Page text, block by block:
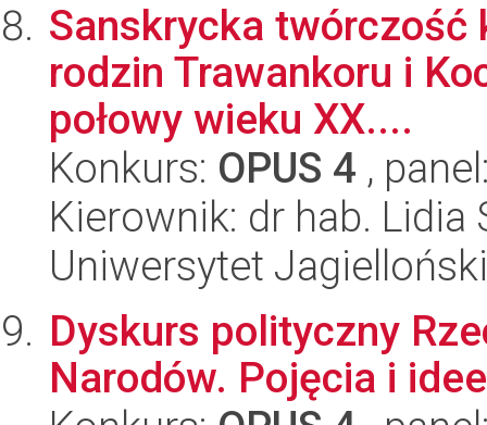
Sanskrycka
rodzin Trawankoru i
połowy wieku XX....
Konkurs: OPUS 4 ,
Kierownik: dr hab. Lidia
Uniwersytet
Dyskurs polityczny
Narodów. Pojęcia i idee